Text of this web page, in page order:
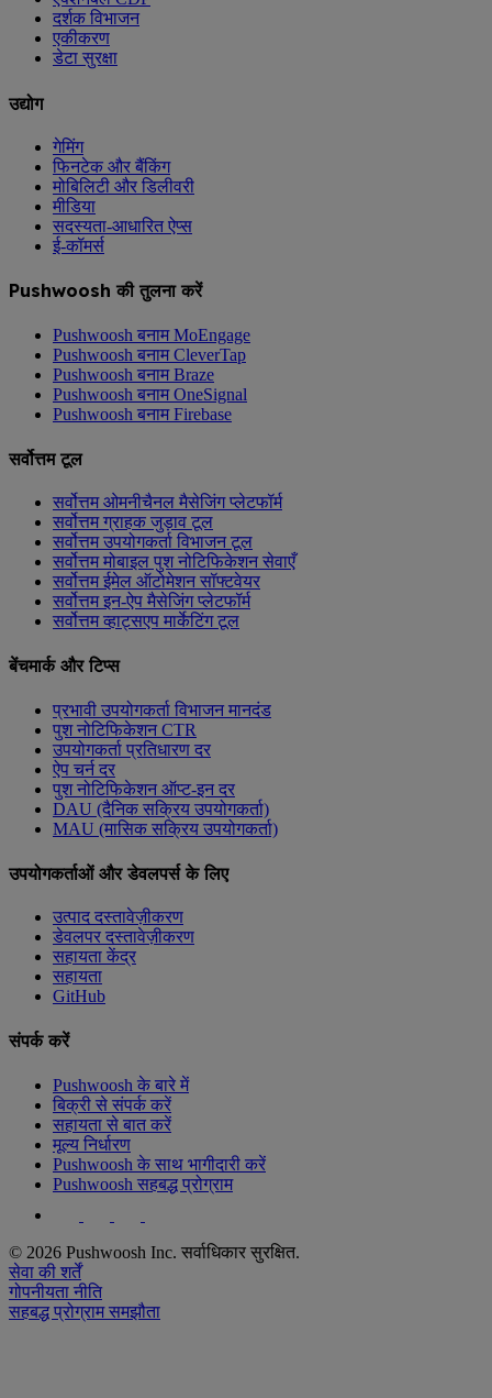
दर्शक विभाजन
एकीकरण
डेटा सुरक्षा
उद्योग
गेमिंग
फिनटेक और बैंकिंग
मोबिलिटी और डिलीवरी
मीडिया
सदस्यता-आधारित ऐप्स
ई-कॉमर्स
Pushwoosh की तुलना करें
Pushwoosh बनाम MoEngage
Pushwoosh बनाम CleverTap
Pushwoosh बनाम Braze
Pushwoosh बनाम OneSignal
Pushwoosh बनाम Firebase
सर्वोत्तम टूल
सर्वोत्तम ओमनीचैनल मैसेजिंग प्लेटफॉर्म
सर्वोत्तम ग्राहक जुड़ाव टूल
सर्वोत्तम उपयोगकर्ता विभाजन टूल
सर्वोत्तम मोबाइल पुश नोटिफिकेशन सेवाएँ
सर्वोत्तम ईमेल ऑटोमेशन सॉफ्टवेयर
सर्वोत्तम इन-ऐप मैसेजिंग प्लेटफॉर्म
सर्वोत्तम व्हाट्सएप मार्केटिंग टूल
बेंचमार्क और टिप्स
प्रभावी उपयोगकर्ता विभाजन मानदंड
पुश नोटिफिकेशन CTR
उपयोगकर्ता प्रतिधारण दर
ऐप चर्न दर
पुश नोटिफिकेशन ऑप्ट-इन दर
DAU (दैनिक सक्रिय उपयोगकर्ता)
MAU (मासिक सक्रिय उपयोगकर्ता)
उपयोगकर्ताओं और डेवलपर्स के लिए
उत्पाद दस्तावेज़ीकरण
डेवलपर दस्तावेज़ीकरण
सहायता केंद्र
सहायता
GitHub
संपर्क करें
Pushwoosh के बारे में
बिक्री से संपर्क करें
सहायता से बात करें
मूल्य निर्धारण
Pushwoosh के साथ भागीदारी करें
Pushwoosh सहबद्ध प्रोग्राम
© 2026 Pushwoosh Inc. सर्वाधिकार सुरक्षित.
सेवा की शर्तें
गोपनीयता नीति
सहबद्ध प्रोग्राम समझौता